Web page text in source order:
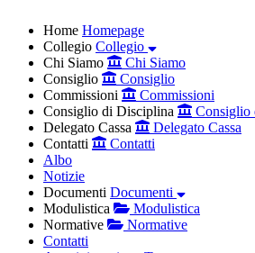
Home Homepage
Collegio Collegio
Chi Siamo
Chi Siamo
Consiglio
Consiglio
Commissioni
Commissioni
Consiglio di Disciplina
Consiglio
Delegato Cassa
Delegato Cassa
Contatti
Contatti
Albo
Notizie
Documenti Documenti
Modulistica
Modulistica
Normative
Normative
Contatti